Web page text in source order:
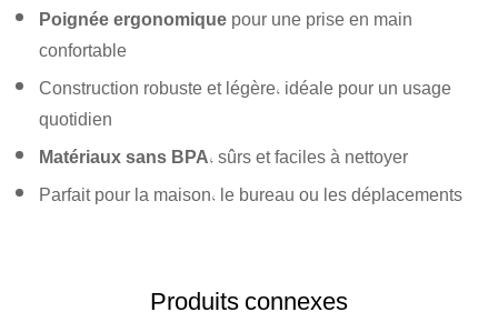
Poignée ergonomiquepour une prise en main
confortable
Construction robuste et légère, idéale pour un usage
quotidien
Matériaux sans BPA, sûrs et faciles à nettoyer
Parfait pour la maison, le bureau ou les déplacements
Produits connexes